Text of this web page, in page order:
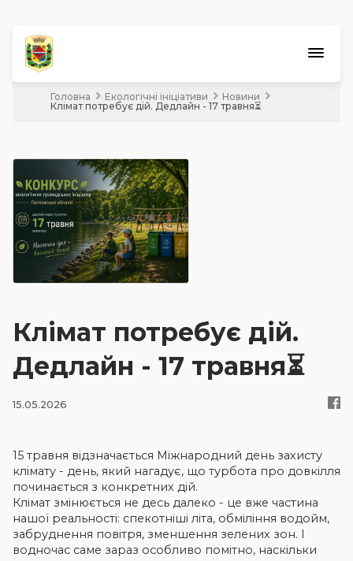
Обласний конкурс
Шкільний
бюджет
Екологічні
ініціативи
Кращий менеджер
Увійти
Головна Екологічні ініціативи
Новини
Клімат потребує дій. Дедлайн - 17 травня⏳
Клімат потребує дій.
Дедлайн - 17 травня⏳
15.05.2026
15 травня відзначається Міжнародний день захисту
клімату - день, який нагадує, що турбота про довкілля
починається з конкретних дій.
Клімат змінюється не десь далеко - це вже частина
нашої реальності: спекотніші літа, обміління водойм,
забруднення повітря, зменшення зелених зон. І
водночас саме зараз особливо помітно, наскільки